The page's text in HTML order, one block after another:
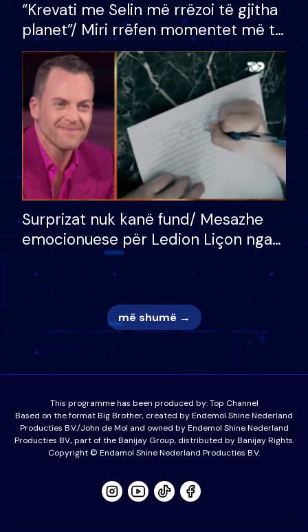
“Krevati me Selin më rrëzoi të gjitha
planet”/ Miri rrëfen momentet më të
bukura në shtëpinë e BB VIP: Do më
mungojë zilja e mëngjesit kur…
Surprizat nuk kanë fund/ Mesazhe
emocionuese për Ledion Liçon nga
nëna dhe fëmijët e tij, moderatori
nuk i mban dot lotët: Nuk meritoj…
më shumë →
This programme has been produced by:Top Channel
Based on the format Big Brother, created by Endemol Shine Nederland
Producties B.V./John de Mol and owned by Endemol Shine Nederland
Producties BV., part of the Banijay Group, distributed by Banijay Rights.
Copyright © Endamol Shine Nederland Producties B.V.